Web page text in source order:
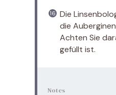
Die
die
Achten Sie
gefüllt ist.
Notes